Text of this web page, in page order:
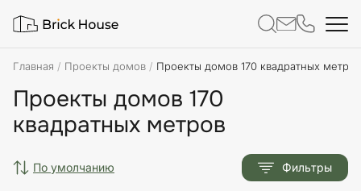
Главная Проекты домов Проекты домов 170 квадратных метров
Проекты домов 170
квадратных метров
по умолчанию Фильтры